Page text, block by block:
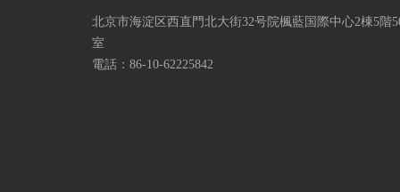
北京市海淀区西直門北大街32号院楓藍国際中心2棟5階
室
電話：86-10-62225842